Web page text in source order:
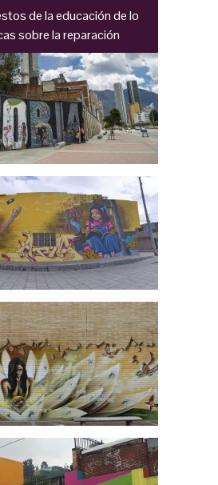
de la educación de lo
sobre la reparación